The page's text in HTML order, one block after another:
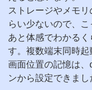
ストレージやメモ
らい少ないので、こ
あと体感でわかる
す。複数端末同時起
画面位置の記憶は
ンから設定できまし